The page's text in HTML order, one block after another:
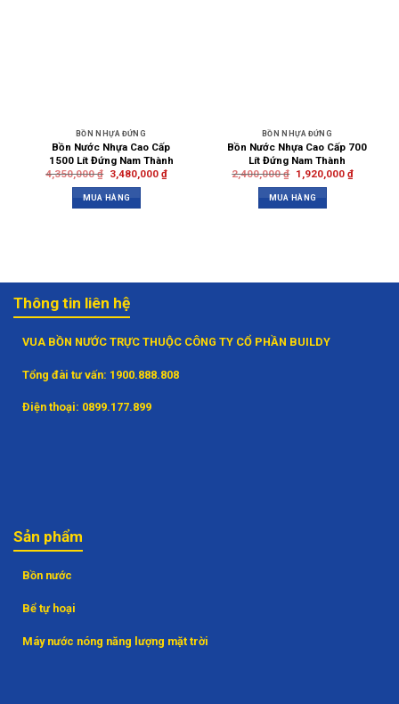
BỒN NHỰA ĐỨNG
Bồn Nước Nhựa Cao Cấp
1500 Lít Đứng Nam Thành
4,350,000₫ 3,480,000 ₫
MUA HÀNG
BỒN NHỰA ĐỨNG
Bồn Nước Nhựa Cao Cấp 700
Lít Đứng Nam Thành
2,400,000₫ 1,920,000 ₫
MUA HÀNG
Thông tin liên hệ
VUA BỒN NƯỚC TRỰC THUỘC CÔNG TY CỔ PHẦN BUILDY
Tổng đài tư vấn: 1900.888.808
Điện thoại: 0899.177.899
Sản phẩm
Bồn nước
Bể tự hoại
Máy nước nóng năng lượng mặt trời